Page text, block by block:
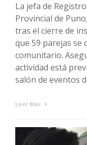
La jefa de
Provincial de
tras el cierre de
que 59 parejas se
comunitario.
actividad está
salón de eventos
Leer Más